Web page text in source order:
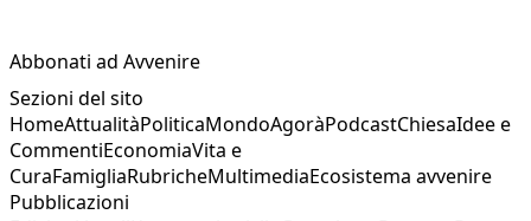
Abbonati ad Avvenire
Sezioni del sito
HomeAttualitàPoliticaMondoAgoràPodcastChiesaIdee e
CommentiEconomiaVita e
CuraFamigliaRubricheMultimediaEcosistema avvenire
Pubblicazioni